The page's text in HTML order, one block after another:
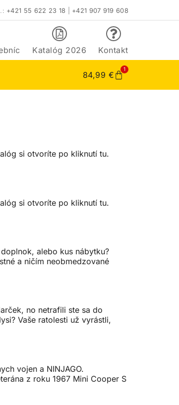
+421 55 622 23 18 +421 907 919 608
Katalóg 2026 Kontakt
84,99 €
1
si otvoríte po kliknutí tu.
si otvoríte po kliknutí tu.
alebo kus nábytku?
a ničím neobmedzované
no netrafili ste sa do
Vaše ratolesti už vyrástli,
vojen a NINJAGO.
z roku 1967 Mini Cooper S